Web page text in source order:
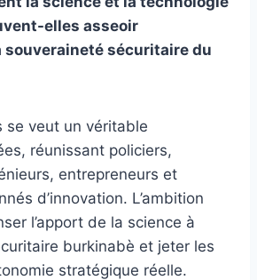
elles asseoir
souveraineté sécuritaire du
se veut un véritable
réunissant policiers,
entrepreneurs et
d’innovation. L’ambition
l’apport de la science à
burkinabè et jeter les
stratégique réelle.